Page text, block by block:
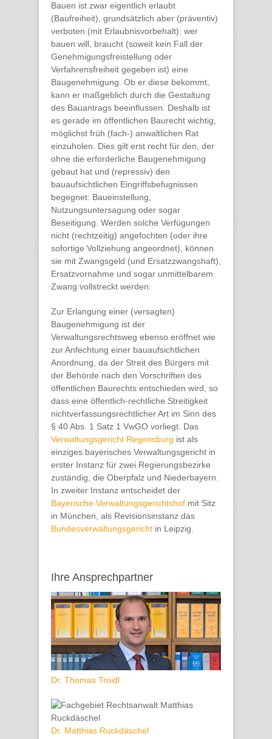
Bauen ist zwar eigentlich erlaubt
(Baufreiheit), grundsätzlich aber (präventiv)
verboten (mit Erlaubnisvorbehalt): wer
bauen will, braucht (soweit kein Fall der
Genehmigungsfreistellung oder
Verfahrensfreiheit gegeben ist) eine
Baugenehmigung. Ob er diese bekommt,
kann er maßgeblich durch die Gestaltung
des Bauantrags beeinflussen. Deshalb ist
es gerade im öffentlichen Baurecht wichtig,
möglichst früh (fach-) anwaltlichen Rat
einzuholen. Dies gilt erst recht für den, der
ohne die erforderliche Baugenehmigung
gebaut hat und (repressiv) den
bauaufsichtlichen Eingriffsbefugnissen
begegnet: Baueinstellung,
Nutzungsuntersagung oder sogar
Beseitigung. Werden solche Verfügungen
nicht (rechtzeitig) angefochten (oder ihre
sofortige Vollziehung angeordnet), können
sie mit Zwangsgeld (und Ersatzzwangshaft),
Ersatzvornahme und sogar unmittelbarem
Zwang vollstreckt werden.
Zur Erlangung einer (versagten)
Baugenehmigung ist der
Verwaltungsrechtsweg ebenso eröffnet wie
zur Anfechtung einer bauaufsichtlichen
Anordnung, da der Streit des Bürgers mit
der Behörde nach den Vorschriften des
öffentlichen Baurechts entschieden wird, so
dass eine öffentlich-rechtliche Streitigkeit
nichtverfassungsrechtlicher Art im Sinn des
§ 40 Abs. 1 Satz 1 VwGO vorliegt. Das
Verwaltungsgericht Regensburg ist als
einziges bayerisches Verwaltungsgericht in
erster Instanz für zwei Regierungsbezirke
zuständig, die Oberpfalz und Niederbayern.
In zweiter Instanz entscheidet der
Bayerische Verwaltungsgerichtshof mit Sitz
in München, als Revisionsinstanz das
Bundesverwaltungsgericht in Leipzig.
Ihre Ansprechpartner
Dr. Thomas Troidl
Dr. Matthias Ruckdäschel